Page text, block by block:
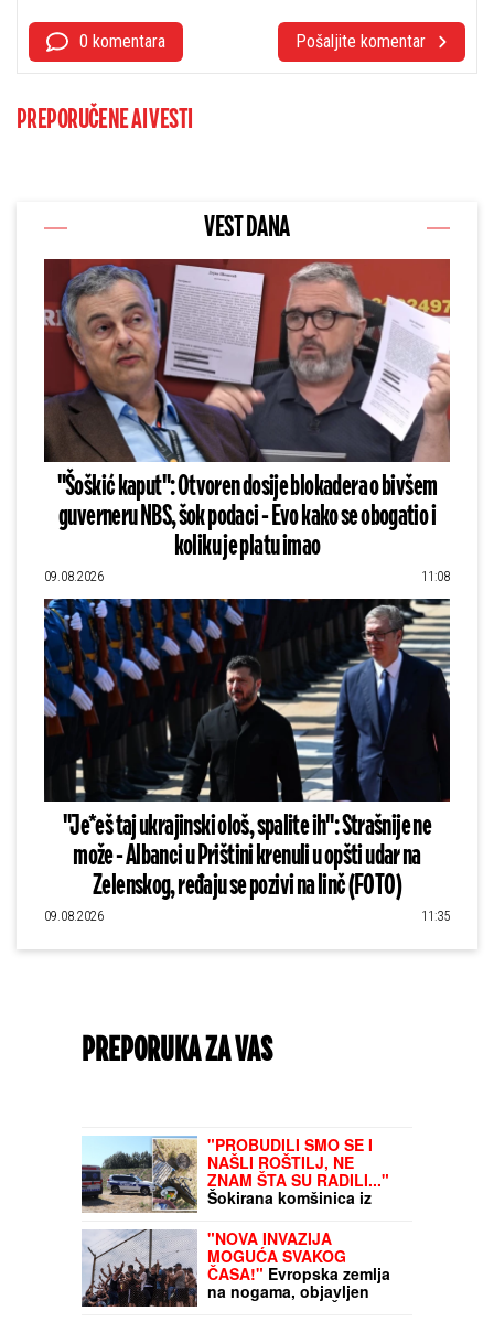
0 komentara Pošaljite komentar
PREPORUČENE AI VESTI
VEST DANA
"Šoškić kaput": Otvoren dosije blokadera o bivšem
guverneru NBS, šok podaci - Evo kako se obogatio i
koliku je platu imao
09.08.2026 11:08
"Je*eš taj ukrajinski ološ, spalite ih": Strašnije ne
može - Albanci u Prištini krenuli u opšti udar na
Zelenskog, ređaju se pozivi na linč (FOTO)
09.08.2026 11:35
PREPORUKA ZA VAS
"PROBUDILI SMO SE I
NAŠLI ROŠTILJ, NE
ZNAM ŠTA SU RADILI..."
Šokirana komšinica iz
je nađeno telo mladića
(28): Potresni prizori sa
lica mesta (FOTO, VIDEO)
"NOVA INVAZIJA
MOGUĆA SVAKOG
ČASA!" Evropska zemlja
na nogama, objavljen
alarmantan IZVEŠTAJ